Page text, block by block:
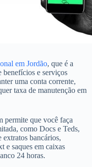
em Jordão, que é a
benefícios e serviços
uma conta corrente,
taxa de manutenção em
permite que você faça
como Docs e Teds,
extratos bancários,
e saques em caixas
24 horas.